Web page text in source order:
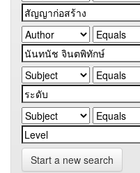
Start a new search